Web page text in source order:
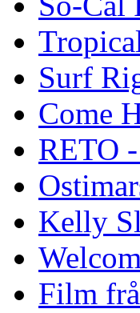
Surf
Come
RETO
Kelly
Film